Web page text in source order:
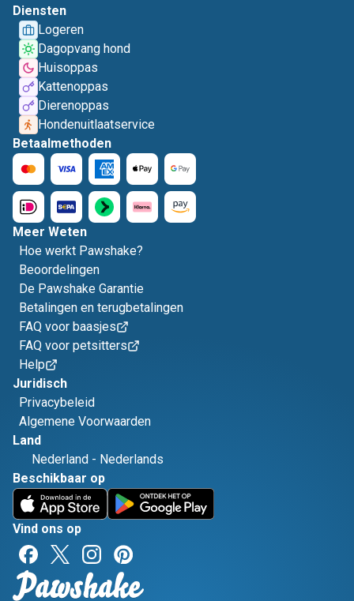
Diensten
Logeren
Dagopvang hond
Huisoppas
Kattenoppas
Dierenoppas
Hondenuitlaatservice
Betaalmethoden
Meer Weten
Hoe werkt Pawshake?
Beoordelingen
De Pawshake Garantie
Betalingen en terugbetalingen
FAQ voor baasjes
FAQ voor petsitters
Help
Juridisch
Privacybeleid
Algemene Voorwaarden
Land
Nederland - Nederlands
Beschikbaar op
Vind ons op